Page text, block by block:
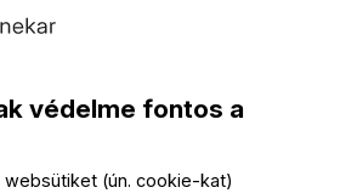
1052R (Midori Seiler
kantáta, BWV 209
védelme fontos a
websütiket (ún. cookie-kat)